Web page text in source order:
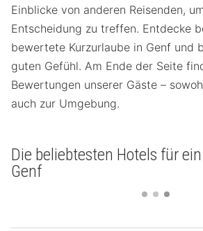
Einblicke von anderen Reisenden,
Entscheidung zu treffen. Entdecke
bewertete Kurzurlaube in Genf und
guten Gefühl. Am Ende der Seite
Bewertungen unserer Gäste –
auch zur Umgebung.
Die beliebtesten Hotels für
Genf